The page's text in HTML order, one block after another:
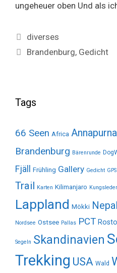
ungeheuer oben Und als
Categories
diverses
Tags
Brandenburg, Gedicht
Tags
66 Seen Africa Annapurna
Brandenburg Bärenrunde
Fjäll Frühling Gallery Gedicht GPS
Trail Karten Kilimanjaro
Lappland Mökki Nepal
Nordsee Ostsee Pallas PCT
Segeln Skandinavien
Trekking USA Wald